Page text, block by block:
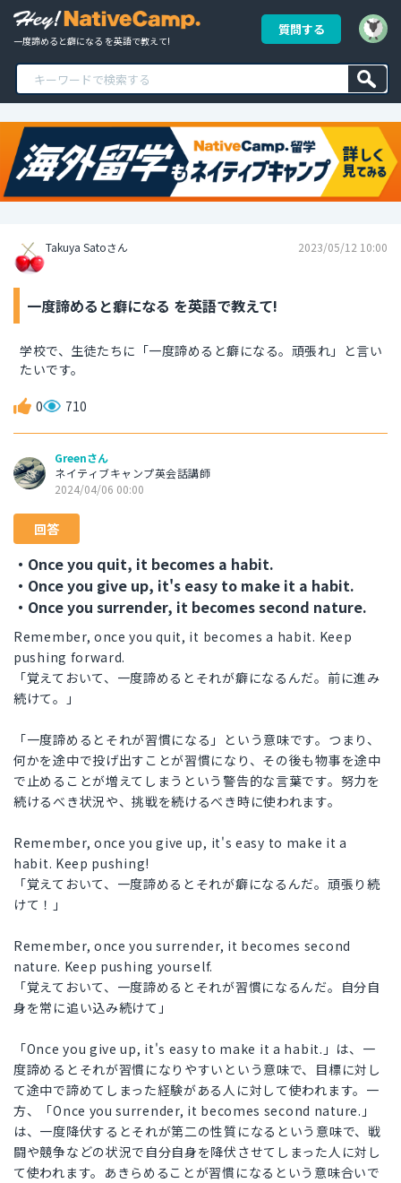
一度諦めると癖になる を英語で教えて!
質問する
Takuya Satoさん 2023/05/12 10:00
一度諦めると癖になる を英語で教えて!
学校で、生徒たちに「一度諦めると癖になる。頑張れ」と言い
たいです。
0 710
Greenさん
ネイティブキャンプ英会話講師
2024/04/06 00:00
回答
・Once you quit, it becomes a habit.
・Once you give up, it's easy to make it a habit.
・Once you surrender, it becomes second nature.
Remember, once you quit, it becomes a habit. Keep
pushing forward.
「覚えておいて、一度諦めるとそれが癖になるんだ。前に進み
続けて。」
「一度諦めるとそれが習慣になる」という意味です。つまり、
何かを途中で投げ出すことが習慣になり、その後も物事を途中
で止めることが増えてしまうという警告的な言葉です。努力を
続けるべき状況や、挑戦を続けるべき時に使われます。
Remember, once you give up, it's easy to make it a
habit. Keep pushing!
「覚えておいて、一度諦めるとそれが癖になるんだ。頑張り続
けて！」
Remember, once you surrender, it becomes second
nature. Keep pushing yourself.
「覚えておいて、一度諦めるとそれが習慣になるんだ。自分自
身を常に追い込み続けて」
「Once you give up, it's easy to make it a habit.」は、一
度諦めるとそれが習慣になりやすいという意味で、目標に対し
て途中で諦めてしまった経験がある人に対して使われます。一
方、「Once you surrender, it becomes second nature.」
は、一度降伏するとそれが第二の性質になるという意味で、戦
闘や競争などの状況で自分自身を降伏させてしまった人に対し
て使われます。あきらめることが習慣になるという意味合いで